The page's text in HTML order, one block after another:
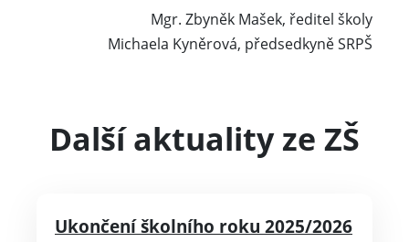
Mgr. Zbyněk Mašek, ředitel školy
Michaela Kyněrová, předsedkyně SRPŠ
Další aktuality ze ZŠ
Ukončení školního roku 2025/2026